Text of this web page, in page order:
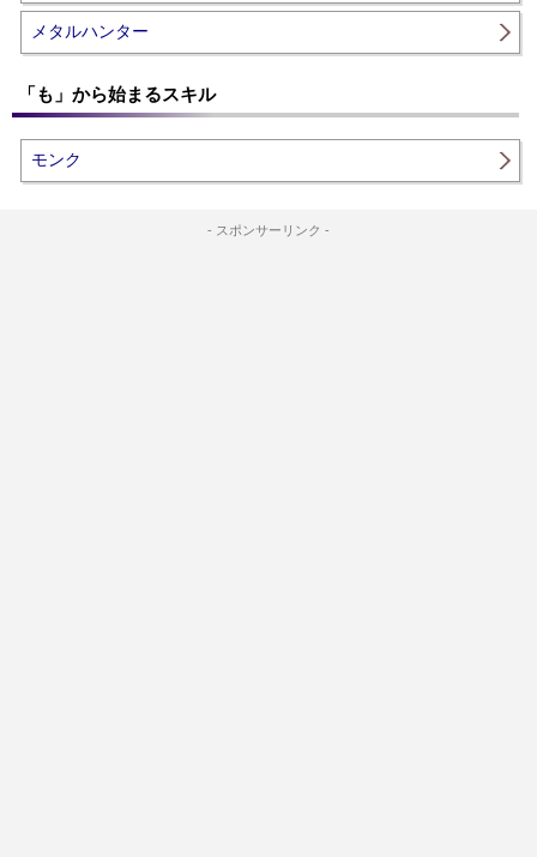
メタルハンター
「も」から始まるスキル
モンク
- スポンサーリンク -